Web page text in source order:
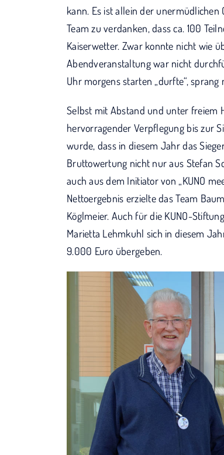
kann. Es ist allein der
Team zu verdanken, dass ca. 100
Kaiserwetter. Zwar konnte nicht wie
Abendveranstaltung war nicht
Uhr morgens starten „durfte“, sprang
Selbst mit Abstand und unter freiem
hervorragender Verpflegung bis zur
wurde, dass in diesem Jahr das
Bruttowertung nicht nur aus Stefan
auch aus dem Initiator von „KUNO
Nettoergebnis erzielte das Team
Köglmeier. Auch für die KUNO-
Marietta Lehmkuhl sich in diesem
9.000 Euro übergeben.